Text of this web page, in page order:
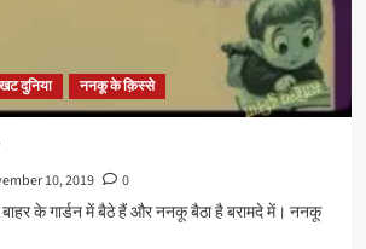
दुनिया ननकू के क़िस्से
10, 2019
0
के गार्डन में बैठे हैं और ननकू बैठा है बरामदे में। ननकू